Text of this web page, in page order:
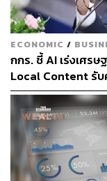
Embedded
Tuochao Chen
ด้าน Paul Bernard
“เราให้ความสนใจ
โต้ตอบระหว่างมนุ
แนวทางของทีม
ถูกนำมาใช้ในวง
ประจำวันที่มุ่งเน้น
ต้นทุนที่มีประสิทธิภ
ECONOMIC /
กกร. ชี้ AI เร่งเศร
Local Content รั